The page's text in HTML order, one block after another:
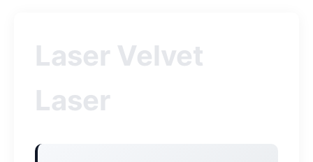
Laser Velvet
Laser